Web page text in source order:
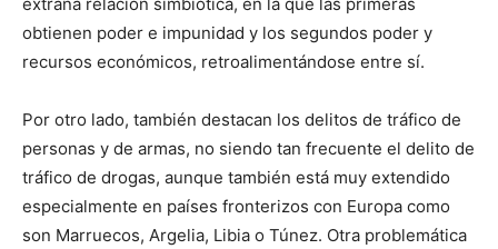
obtienen poder e impunidad y los segundos poder y
recursos económicos, retroalimentándose entre sí.
Por otro lado, también destacan los delitos de tráfico de
personas y de armas, no siendo tan frecuente el delito de
tráfico de drogas, aunque también está muy extendido
especialmente en países fronterizos con Europa como
son Marruecos, Argelia, Libia o Túnez. Otra problemática